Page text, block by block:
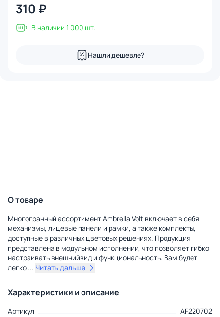
310 ₽
В наличии 1 000 шт.
Нашли дешевле?
О товаре
Многогранный ассортимент Ambrella Volt включает в себя
механизмы, лицевые панели и рамки, а также комплекты,
доступные в различных цветовых решениях. Продукция
представлена в модульном исполнении, что позволяет гибко
настраивать внешнийвид и функциональность. Вам будет
легко ... Читать дальше
Характеристики и описание
Артикул
AF220702